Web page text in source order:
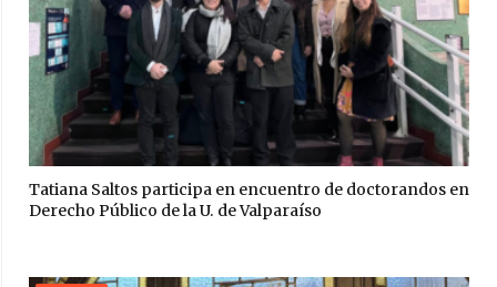
Tatiana Saltos participa en encuentro de doctorandos en
Derecho Público de la U. de Valparaíso